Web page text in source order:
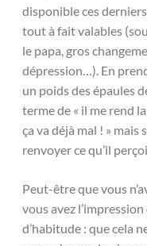
disponible ces
tout à fait valables
le papa, gros
dépression…). En
un poids des épaules
terme de « il me rend
ça va déjà mal ! » mais
renvoyer ce qu’il
Peut-être que vous
vous avez
d’habitude : que cela